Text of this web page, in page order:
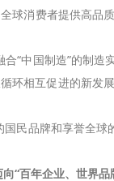
球消费者提供高品
“中国制造”的制造
环相互促进的新发
民品牌和享誉全球
“百年企业、世界品